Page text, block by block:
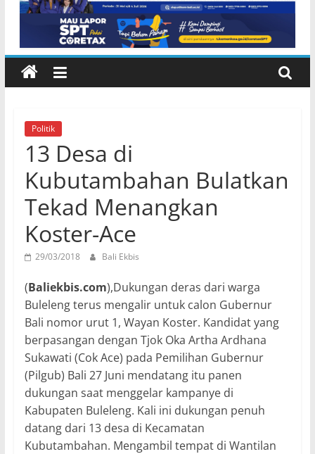
Karangasem
Politik
13 Desa di
Kubutambahan Bulatkan
Tekad Menangkan
Koster-Ace
29/03/2018 Bali Ekbis
(Baliekbis.com),Dukungan deras dari warga
Buleleng terus mengalir untuk calon Gubernur
Bali nomor urut 1, Wayan Koster. Kandidat yang
berpasangan dengan Tjok Oka Artha Ardhana
Sukawati (Cok Ace) pada Pemilihan Gubernur
(Pilgub) Bali 27 Juni mendatang itu panen
dukungan saat menggelar kampanye di
Kabupaten Buleleng. Kali ini dukungan penuh
datang dari 13 desa di Kecamatan
Kubutambahan. Mengambil tempat di Wantilan